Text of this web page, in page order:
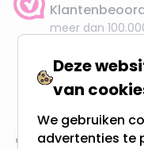
meer dan
Gratis
Vanaf EUR100,-
Deze
van
We gebruiken
advertenties te